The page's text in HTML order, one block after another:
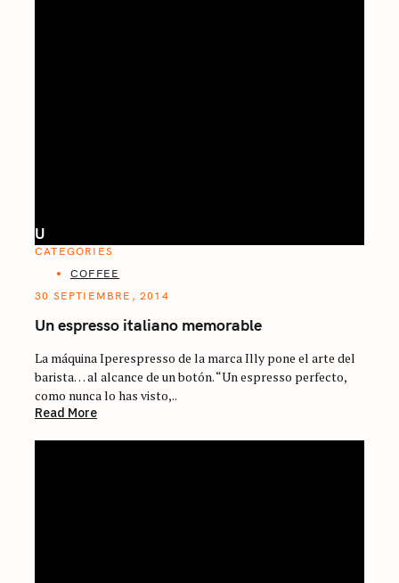
U
CATEGORIES
COFFEE
30 SEPTIEMBRE, 2014
Un espresso italiano memorable
La máquina Iperespresso de la marca Illy pone el arte del
barista… al alcance de un botón. “Un espresso perfecto,
como nunca lo has visto,..
Read More